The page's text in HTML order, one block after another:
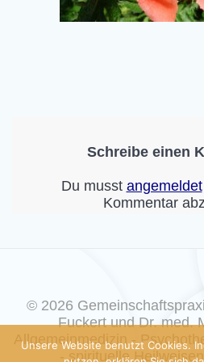
Schreibe einen
Du musst angemeldet
Kommentar
© 2026
Fuckert und Dr. med.
Allgemeinmedizin -
- spirituelle
Unsere Website benutzt Cookies.